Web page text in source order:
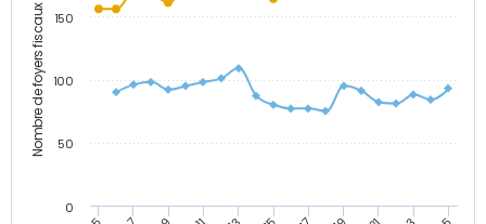
Nombre de foyers fiscaux
0
50
100
150